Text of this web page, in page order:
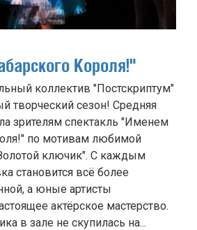
Короля!"
коллектив "Постскриптум"
творческий сезон! Средняя
зрителям спектакль "Именем
по мотивам любимой
ключик". С каждым
становится всё более
а юные артисты
актёрское мастерство.
в зале не скупилась на...